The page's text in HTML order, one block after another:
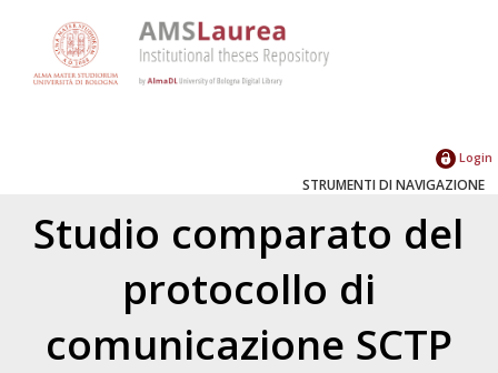
Login
STRUMENTI DI NAVIGAZIONE
Studio comparato del
protocollo di
comunicazione SCTP